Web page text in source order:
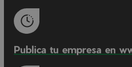
Publica tu empresa en